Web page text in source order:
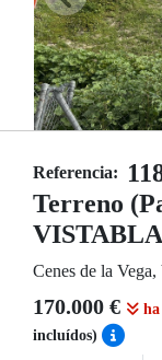
Referencia:
Terreno
Cenes de la
170.000 €
incluídos)